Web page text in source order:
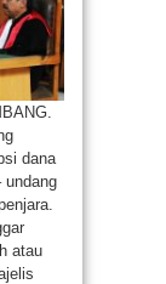
dana
undang
atau